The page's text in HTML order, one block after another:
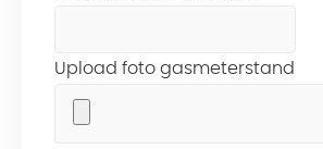
Upload foto gasmeterstand